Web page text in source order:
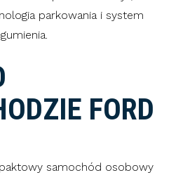
parkowania i system
FORD
samochód osobowy